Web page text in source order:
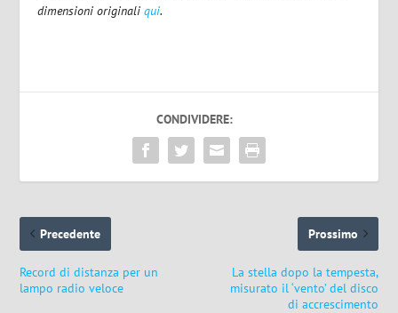
dimensioni originaliqui.
CONDIVIDERE:
Precedente
Record di distanza per un
lampo radio veloce
Prossimo
La stella dopo la tempesta,
misurato il ‘vento’ del disco
di accrescimento